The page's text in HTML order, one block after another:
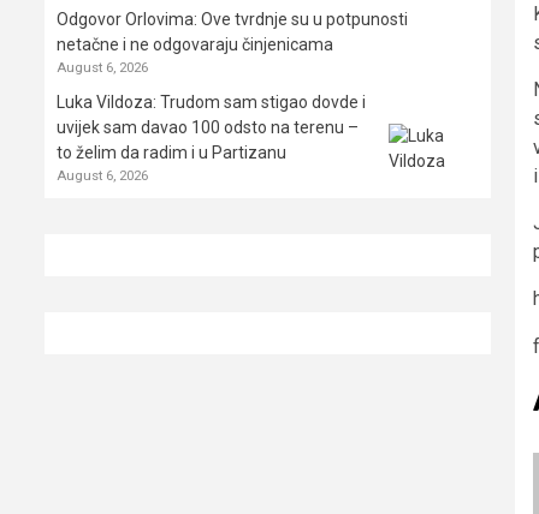
Odgovor Orlovima: ​Ove tvrdnje su u potpunosti
netačne i ne odgovaraju činjenicama
August 6, 2026
Luka Vildoza: Trudom sam stigao dovde i
uvijek sam davao 100 odsto na terenu –
to želim da radim i u Partizanu
August 6, 2026